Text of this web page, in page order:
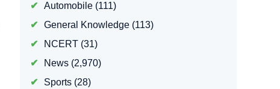
Automobile(111)
General Knowledge(113)
NCERT(31)
News(2,970)
Sports(28)